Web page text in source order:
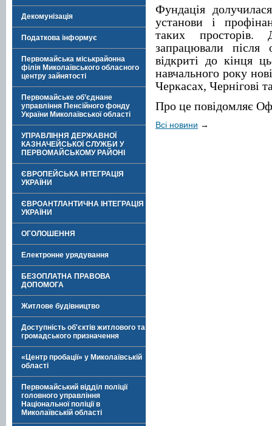
Декомунізація
Податкова інформує
Первомайська міськрайонна
філія Миколаївського обласного
центру зайнятості
Первомайське об’єднане
управління Пенсійного фонду
України Миколаївської області
УПРАВЛІННЯ ДЕРЖАВНОЇ
КАЗНАЧЕЙСЬКОЇ СЛУЖБИ У
ПЕРВОМАЙСЬКОМУ РАЙОНІ
ЄВРОПЕЙСЬКА ІНТЕГРАЦІЯ
УКРАЇНИ
ЄВРОАНТЛАНТИЧНА ІНТЕГРАЦІЯ
УКРАЇНИ
ОГОЛОШЕННЯ
Електронне урядування
БЕЗОПЛАТНА ПРАВОВА
ДОПОМОГА
Житлове будівництво
Доступність об'єктів житлового та
громадського призначення
«Центр пробації» у Миколаївській
області
Первомайський відділ поліції
головного управління
Національної поліції в
Миколаївській області
Фундація
установи і
таких просторів.
запрацювали після
відкриті до кінця
навчального року
Черкасах, Чернігові
Про це повідомляє
Всі новини →